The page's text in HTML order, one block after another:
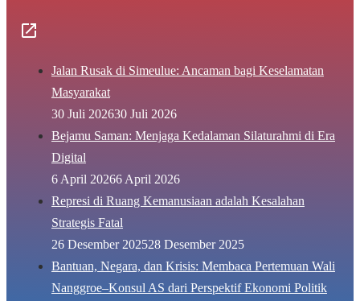
Jalan Rusak di Simeulue: Ancaman bagi Keselamatan
Masyarakat
30 Juli 202630 Juli 2026
Bejamu Saman: Menjaga Kedalaman Silaturahmi di Era
Digital
6 April 20266 April 2026
Represi di Ruang Kemanusiaan adalah Kesalahan
Strategis Fatal
26 Desember 202528 Desember 2025
Bantuan, Negara, dan Krisis: Membaca Pertemuan Wali
Nanggroe–Konsul AS dari Perspektif Ekonomi Politik